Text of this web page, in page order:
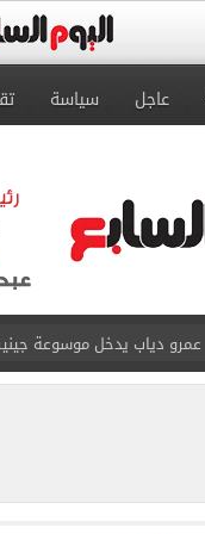
عاجل سياسة
عمرو دياب يدخل موسوعة جينيس
إغلاق طريق مصر أسوان
الاستعلامات تفند ادعاءات